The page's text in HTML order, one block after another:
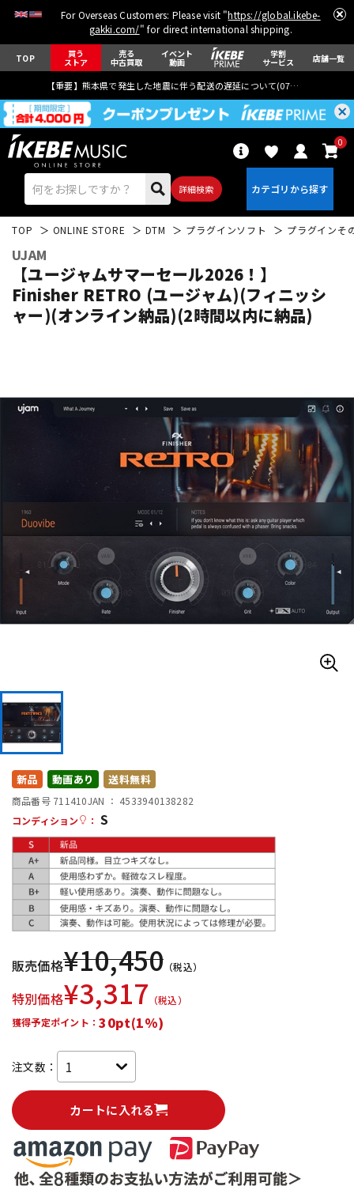
For Overseas Customers: Please visit "https://global.ikebe-
gakki.com/" for direct international shipping.
TOP 買う
ストア
売る
中古買取
イベント
動画
学割
サービス 店舗一覧
【重要】熊本県で発生した地震に伴う配送の遅延について(07月29日
詳細検索
0
エレキギター アコギ/エレアコ
パーカッション
キーボード 電子ピアノ
管楽器 その他楽器
エフェクター
配信/ライブ機器
TOP ONLINE STORE DTM プラグインソフト プラグインそ
UJAM
【ユージャムサマーセール2026！】
Finisher RETRO (ユージャム)(フィニッシ
ャー)(オンライン納品)(2時間以内に納品)
新品 動画あり 送料無料
商品番号 711410JAN ： 4533940138282
コンディション
： S
販売価格¥10,450 （税込）
特別価格¥3,317 （税込）
獲得予定ポイント：30pt(1%)
注文数：
カートに入れる